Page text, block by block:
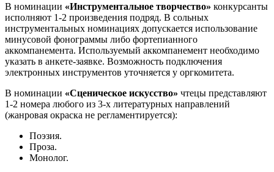
В номинации «Инструментальное творчество» конкурсанты
исполняют 1-2 произведения подряд. В сольных
инструментальных номинациях допускается использование
минусовой фонограммы либо фортепианного
аккомпанемента. Используемый аккомпанемент необходимо
указать в анкете-заявке. Возможность подключения
электронных инструментов уточняется у оргкомитета.
В номинации «Сценическое искусство» чтецы представляют
1-2 номера любого из 3-х литературных направлений
(жанровая окраска не регламентируется):
Поэзия.
Проза.
Монолог.